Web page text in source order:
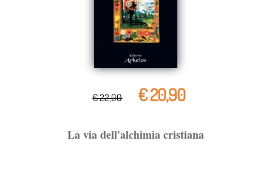
€ 22,00 € 20,90
La via dell'alchimia cristiana